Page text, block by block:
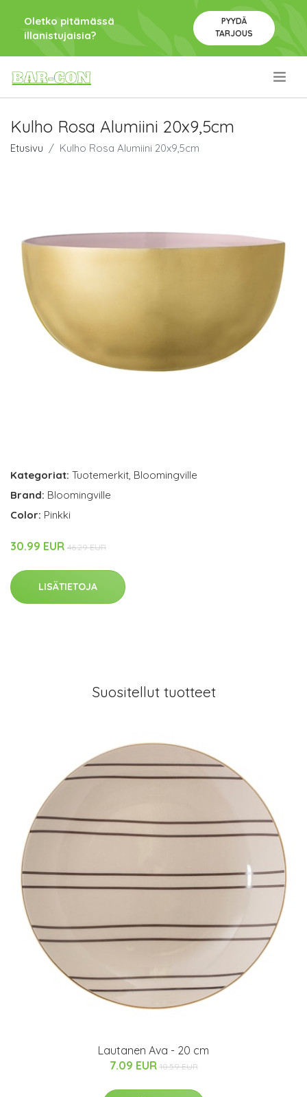
Oletko pitämässä
illanistujaisia?
PYYDÄ
TARJOUS
Kulho Rosa Alumiini 20x9,5cm
Etusivu Kulho Rosa Alumiini 20x9,5cm
Kategoriat: Tuotemerkit, Bloomingville
Brand: Bloomingville
Color: Pinkki
30.99 EUR 46.29 EUR
LISÄTIETOJA
Suositellut tuotteet
Lautanen Ava - 20 cm
7.09 EUR 10.59 EUR